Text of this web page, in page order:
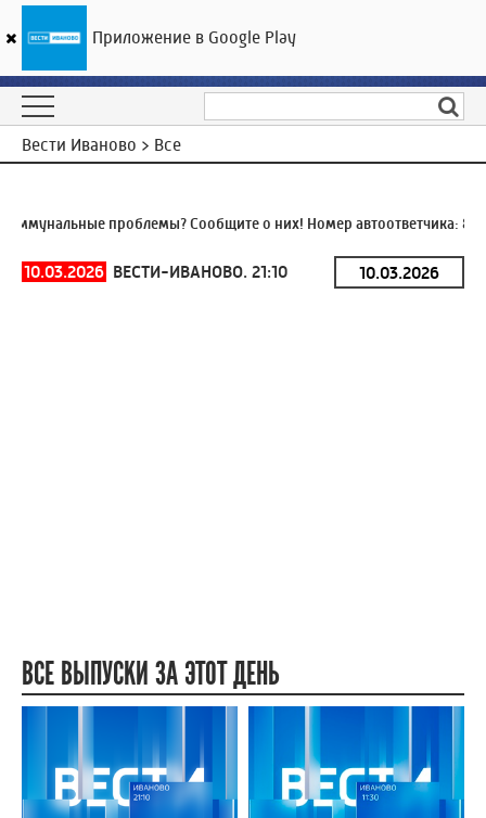
ГТРК «Ивтелерадио»
Вести Иваново > Все
проблемы? Сообщите о них! Номер автоответчика:8
10.03.2026 ВЕСТИ-ИВАНОВО. 21:10
ВСЕ ВЫПУСКИ ЗА ЭТОТ ДЕНЬ
Приложение в Google Play